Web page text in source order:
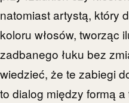
natomiast artystą, który
koloru włosów, tworząc
zadbanego łuku bez
wiedzieć, że te zabiegi
to dialog między formą